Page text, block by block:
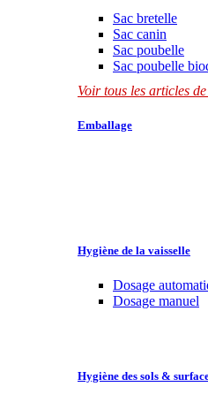
Sac bretelle
Sac canin
Sac poubelle
Sac poubelle
Voir tous les articles
Emballage
Hygiène de la vaisselle
Dosage
Dosage manuel
Hygiène des sols &